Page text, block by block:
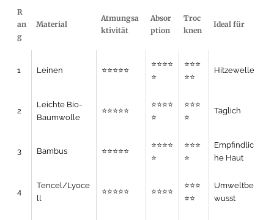
R
an
g
Material
Atmungsa
ktivität
Absor
ption
Troc
knen
Ideal für
1 Leinen ⭐⭐⭐⭐⭐
⭐⭐⭐⭐
⭐
⭐⭐⭐
⭐⭐
Hitzewelle
2
Leichte Bio-
Baumwolle
⭐⭐⭐⭐⭐
⭐⭐⭐⭐
⭐
⭐⭐⭐
⭐
Täglich
3 Bambus ⭐⭐⭐⭐⭐
⭐⭐⭐⭐
⭐
⭐⭐⭐
⭐
Empfindlic
he Haut
4
Tencel/Lyoce
ll
⭐⭐⭐⭐⭐ ⭐⭐⭐⭐
⭐⭐⭐
⭐⭐
Umweltbe
wusst